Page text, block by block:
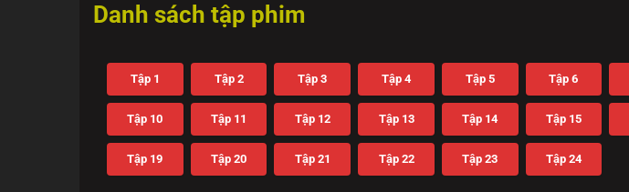
Danh sách tập phim
Tập 1 Tập 2 Tập 3 Tập 4 Tập 5 Tập 6
Tập 10 Tập 11 Tập 12 Tập 13 Tập 14 Tập 15
Tập 19 Tập 20 Tập 21 Tập 22 Tập 23 Tập 24